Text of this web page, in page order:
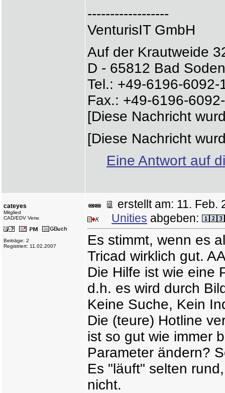
------------------
VenturisIT GmbH
Auf der Krautweide
D - 65812 Bad Soden
Tel.: +49-6196-6092-
Fax.: +49-6196-
[Diese Nachricht
[Diese Nachricht
Eine Antwort auf
cateyes
Mitglied
CAD/EDV Verw.
Beiträge: 2
Registriert: 11.02.2007
erstellt am: 11.
Unities abgeben:
Es stimmt, wenn es
Tricad wirklich gut.
Die Hilfe ist wie eine
d.h. es wird durch
Keine Suche, Kein
Die (teure) Hotline
ist so gut wie immer
Parameter ändern?
Es "läuft" selten
nicht.